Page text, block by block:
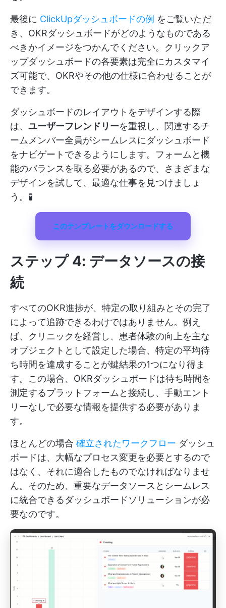
最後に ClickUpダッシュボードの例 をご覧いただ
き、OKRダッシュボードがどのようなものである
べきかイメージをつかんでください。クリックア
ップダッシュボードの各要素は完全にカスタマイ
ズ可能で、OKRやその他の仕様に合わせることが
できます。
ダッシュボードのレイアウトをデザインする際
は、 ユーザーフレンドリーを重視し、関連するチ
ームメンバー全員がシームレスにダッシュボード
をナビゲートできるようにします。フォームと機
能のバランスを取る必要があるので、さまざまな
デザインを試して、最適な仕事を見つけましょ
う。🧪
このテンプレートをダウンロードする
ステップ 4: データソースの接
続
すべてのOKR進捗が、特定の取り組みとその完了
によって追跡できるわけではありません。例え
ば、クリニックを経営し、患者体験の向上を主な
オブジェクトとして設定した場合、特定の平均待
ち時間を達成することが鍵結果の1つになり得ま
す。この場合、OKRダッシュボードは待ち時間を
測定するプラットフォームと接続し、手動エント
リーなしで必要な情報を提供する必要がありま
す。
ほとんどの場合 確立されたワークフロー ダッシュ
ボードは、大幅なプロセス変更を必要とするので
はなく、それに適合したものでなければなりませ
ん。そのため、重要なデータソースとシームレス
に統合できるダッシュボードソリューションが必
要なのです。